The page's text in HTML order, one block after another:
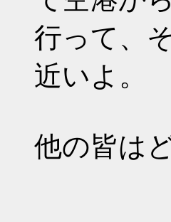
行って、
近いよ。
他の皆は